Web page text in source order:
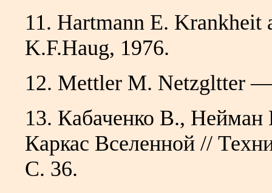
11. Hartmann Е. Krankheit
K.F.Haug, 1976.
12. Mettler М. Netzgltter —
13. Кабаченко В.,
Каркас Вселенной //
С. 36.